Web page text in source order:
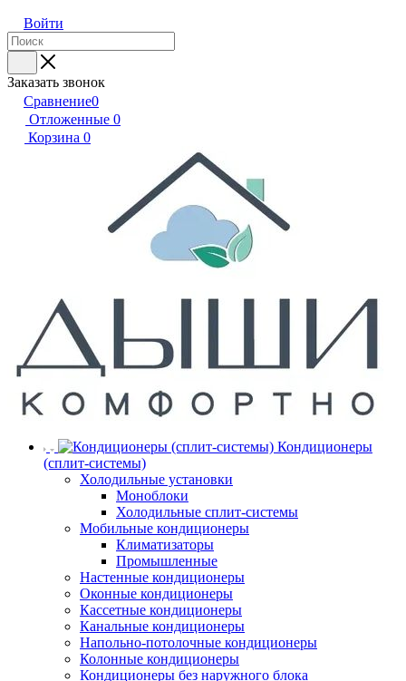
Войти
Заказать звонок
Сравнение0
Отложенные 0
Корзина 0
Кондиционеры
(сплит-системы)
Холодильные установки
Моноблоки
Холодильные сплит-системы
Мобильные кондиционеры
Климатизаторы
Промышленные
Настенные кондиционеры
Оконные кондиционеры
Кассетные кондиционеры
Канальные кондиционеры
Напольно-потолочные кондиционеры
Колонные кондиционеры
Кондиционеры без наружного блока